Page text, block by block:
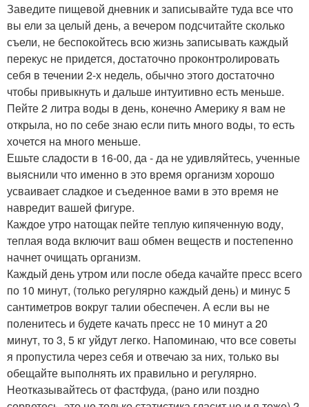
Заведите пищевой дневник и записывайте туда все что
вы ели за целый день, а вечером подсчитайте сколько
съели, не беспокойтесь всю жизнь записывать каждый
перекус не придется, достаточно проконтролировать
себя в течении 2-х недель, обычно этого достаточно
чтобы привыкнуть и дальше интуитивно есть меньше.
Пейте 2 литра воды в день, конечно Америку я вам не
открыла, но по себе знаю если пить много воды, то есть
хочется на много меньше.
Ешьте сладости в 16-00, да - да не удивляйтесь, ученные
выяснили что именно в это время организм хорошо
усваивает сладкое и съеденное вами в это время не
навредит вашей фигуре.
Каждое утро натощак пейте теплую кипяченную воду,
теплая вода включит ваш обмен веществ и постепенно
начнет очищать организм.
Каждый день утром или после обеда качайте пресс всего
по 10 минут, (только регулярно каждый день) и минус 5
сантиметров вокруг талии обеспечен. А если вы не
поленитесь и будете качать пресс не 10 минут а 20
минут, то 3, 5 кг уйдут легко. Напоминаю, что все советы
я пропустила через себя и отвечаю за них, только вы
обещайте выполнять их правильно и регулярно.
Неотказывайтесь от фастфуда, (рано или поздно